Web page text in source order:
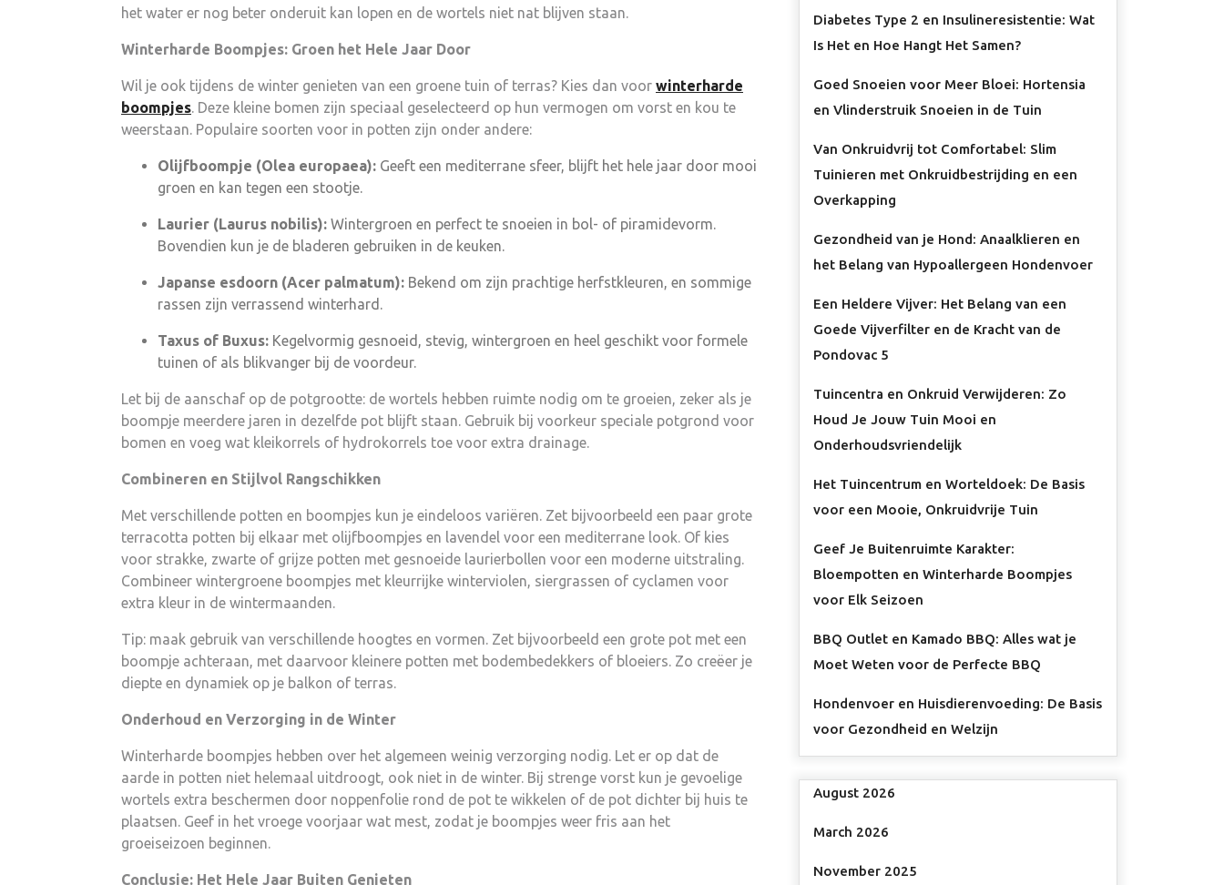
het water er nog beter onderuit kan lopen en de wortels niet nat blijven staan.
Winterharde Boompjes: Groen het Hele Jaar Door
Wil je ook tijdens de winter genieten van een groene tuin of terras? Kies dan voor winterharde
boompjes. Deze kleine bomen zijn speciaal geselecteerd op hun vermogen om vorst en kou te
weerstaan. Populaire soorten voor in potten zijn onder andere:
Olijfboompje (Olea europaea): Geeft een mediterrane sfeer, blijft het hele jaar door mooi
groen en kan tegen een stootje.
Laurier (Laurus nobilis): Wintergroen en perfect te snoeien in bol- of piramidevorm.
Bovendien kun je de bladeren gebruiken in de keuken.
Japanse esdoorn (Acer palmatum): Bekend om zijn prachtige herfstkleuren, en sommige
rassen zijn verrassend winterhard.
Taxus of Buxus: Kegelvormig gesnoeid, stevig, wintergroen en heel geschikt voor formele
tuinen of als blikvanger bij de voordeur.
Let bij de aanschaf op de potgrootte: de wortels hebben ruimte nodig om te groeien, zeker als je
boompje meerdere jaren in dezelfde pot blijft staan. Gebruik bij voorkeur speciale potgrond voor
bomen en voeg wat kleikorrels of hydrokorrels toe voor extra drainage.
Combineren en Stijlvol Rangschikken
Met verschillende potten en boompjes kun je eindeloos variëren. Zet bijvoorbeeld een paar grote
terracotta potten bij elkaar met olijfboompjes en lavendel voor een mediterrane look. Of kies
voor strakke, zwarte of grijze potten met gesnoeide laurierbollen voor een moderne uitstraling.
Combineer wintergroene boompjes met kleurrijke winterviolen, siergrassen of cyclamen voor
extra kleur in de wintermaanden.
Tip: maak gebruik van verschillende hoogtes en vormen. Zet bijvoorbeeld een grote pot met een
boompje achteraan, met daarvoor kleinere potten met bodembedekkers of bloeiers. Zo creëer je
diepte en dynamiek op je balkon of terras.
Onderhoud en Verzorging in de Winter
Winterharde boompjes hebben over het algemeen weinig verzorging nodig. Let er op dat de
aarde in potten niet helemaal uitdroogt, ook niet in de winter. Bij strenge vorst kun je gevoelige
wortels extra beschermen door noppenfolie rond de pot te wikkelen of de pot dichter bij huis te
plaatsen. Geef in het vroege voorjaar wat mest, zodat je boompjes weer fris aan het
groeiseizoen beginnen.
Conclusie: Het Hele Jaar Buiten Genieten
Diabetes Type 2 en Insulineresistentie: Wat
Is Het en Hoe Hangt Het Samen?
Goed Snoeien voor Meer Bloei: Hortensia
en Vlinderstruik Snoeien in de Tuin
Van Onkruidvrij tot Comfortabel: Slim
Tuinieren met Onkruidbestrijding en een
Overkapping
Gezondheid van je Hond: Anaalklieren en
het Belang van Hypoallergeen Hondenvoer
Een Heldere Vijver: Het Belang van een
Goede Vijverfilter en de Kracht van de
Pondovac 5
Tuincentra en Onkruid Verwijderen: Zo
Houd Je Jouw Tuin Mooi en
Onderhoudsvriendelijk
Het Tuincentrum en Worteldoek: De Basis
voor een Mooie, Onkruidvrije Tuin
Geef Je Buitenruimte Karakter:
Bloempotten en Winterharde Boompjes
voor Elk Seizoen
BBQ Outlet en Kamado BBQ: Alles wat je
Moet Weten voor de Perfecte BBQ
Hondenvoer en Huisdierenvoeding: De Basis
voor Gezondheid en Welzijn
August 2026
March 2026
November 2025